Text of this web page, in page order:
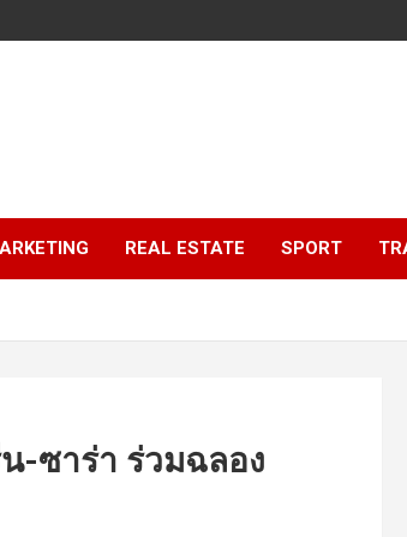
REAL ESTATE SPORT
-ซาร่า ร่วมฉลอง